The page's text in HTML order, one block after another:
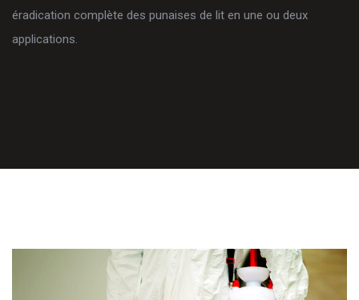
éradication complète des punaises de lit en une ou deux
applications.